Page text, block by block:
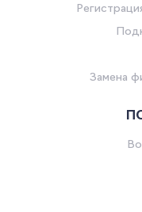
Замена